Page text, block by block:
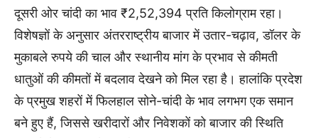
दूसरी ओर चांदी का भाव ₹2,52,394 प्रति किलोग्राम रहा।
विशेषज्ञों के अनुसार अंतरराष्ट्रीय बाजार में उतार-चढ़ाव, डॉलर के
मुकाबले रुपये की चाल और स्थानीय मांग के प्रभाव से कीमती
धातुओं की कीमतों में बदलाव देखने को मिल रहा है। हालांकि प्रदेश
के प्रमुख शहरों में फिलहाल सोने-चांदी के भाव लगभग एक समान
बने हुए हैं, जिससे खरीदारों और निवेशकों को बाजार की स्थिति